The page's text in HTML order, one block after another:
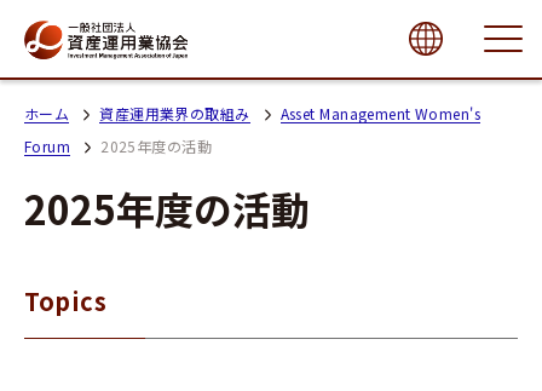
close
ホーム 資産運用業界の取組み
Asset Management Women's
Forum
2025年度の活動
2025年度の活動
Topics